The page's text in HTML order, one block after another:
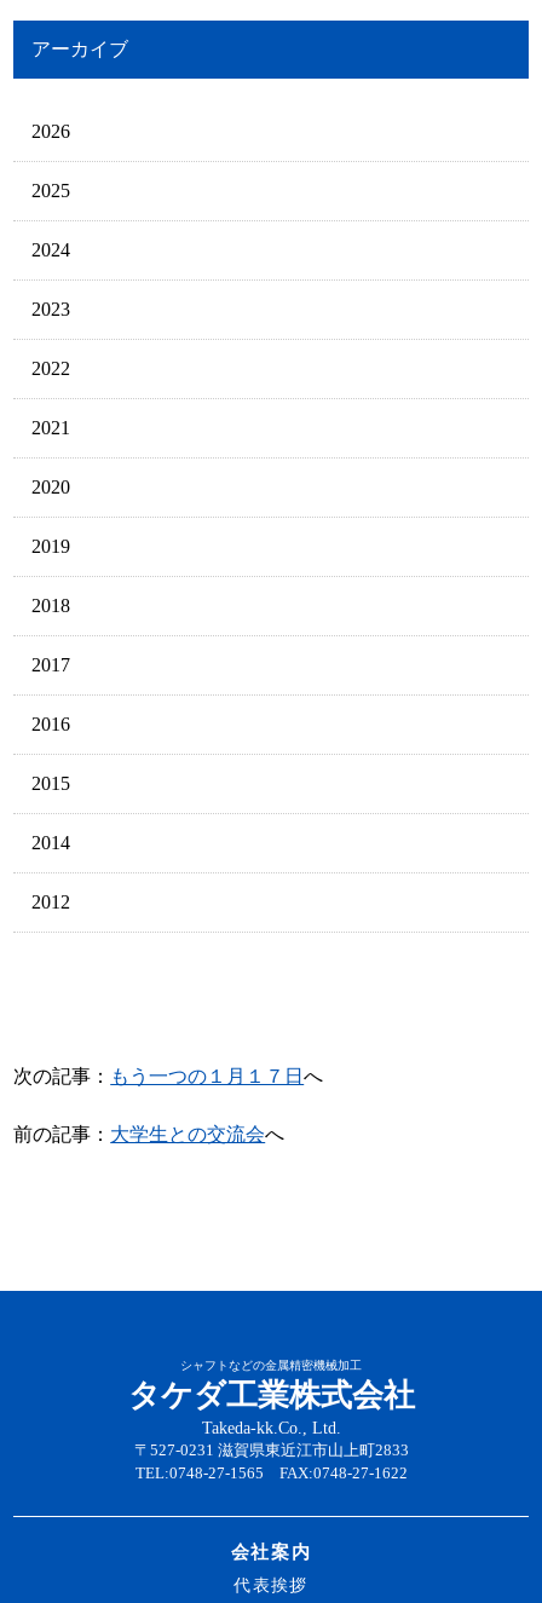
アーカイブ
2026
2025
2024
2023
2022
2021
2020
2019
2018
2017
2016
2015
2014
2012
次の記事： もう一つの１月１７日へ
前の記事： 大学生との交流会へ
シャフトなどの金属精密機械加工
タケダ工業株式会社
Takeda-kk.Co., Ltd.
〒527-0231 滋賀県東近江市山上町2833
TEL:0748-27-1565 FAX:0748-27-1622
会社案内
代表挨拶